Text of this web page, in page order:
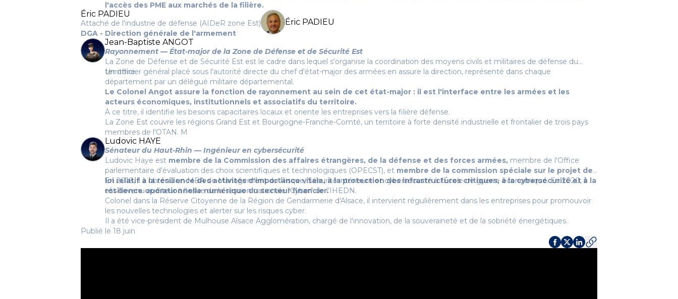
l'accès des PME aux marchés de la filière.
Éric PADIEU
Attaché de l'industrie de défense (AIDeR zone Est)
DGA - Direction générale de l'armement
Éric PADIEU
Jean-Baptiste ANGOT
Rayonnement — État-major de la Zone de Défense et de Sécurité Est
La Zone de Défense et de Sécurité Est est le cadre dans lequel s'organise la coordination des moyens civils et militaires de défense du
territoire.
Un officier général placé sous l'autorité directe du chef d'état-major des armées en assure la direction, représenté dans chaque
département par un délégué militaire départemental.
Le Colonel Angot assure la fonction de rayonnement au sein de cet état-major : il est l'interface entre les armées et les
acteurs économiques, institutionnels et associatifs du territoire.
À ce titre, il identifie les besoins capacitaires locaux et oriente les entreprises vers la filière défense.
La Zone Est couvre les régions Grand Est et Bourgogne-Franche-Comté, un territoire à forte densité industrielle et frontalier de trois pays
membres de l'OTAN. M
Ludovic HAYE
Sénateur du Haut-Rhin — Ingénieur en cybersécurité
Ludovic Haye est membre de la Commission des affaires étrangères, de la défense et des forces armées, membre de l'Office
parlementaire d'évaluation des choix scientifiques et technologiques (OPECST), et membre de la commission spéciale sur le projet de
loi relatif à la résilience des activités d'importance vitale, à la protection des infrastructures critiques, à la cybersécurité et à la
résilience opérationnelle numérique du secteur financier.
En 2018, il a obtenu un MBA de Management du Risque, Sécurité intérieure et cybersécurité à l'École de guerre économique. En 2020, il
est devenu auditeur à l'issue de la session nationale "Cyber" de l'IHEDN.
Colonel dans la Réserve Citoyenne de la Région de Gendarmerie d'Alsace, il intervient régulièrement dans les entreprises pour promouvoir
les nouvelles technologies et alerter sur les risques cyber.
Il a été vice-président de Mulhouse Alsace Agglomération, chargé de l'innovation, de la souveraineté et de la sobriété énergétiques.
Publié le 18 juin